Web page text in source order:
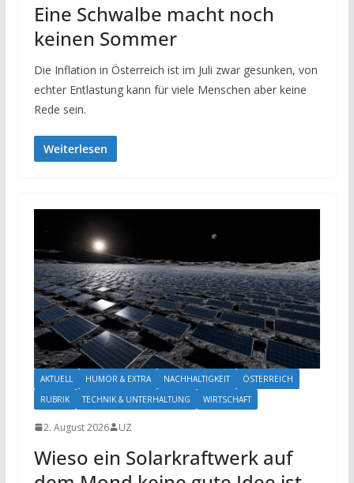
Eine Schwalbe macht noch
keinen Sommer
Die Inflation in Österreich ist im Juli zwar gesunken, von
echter Entlastung kann für viele Menschen aber keine
Rede sein.
Weiterlesen
AKTUELL HUMOR & EXTRA NACHHALTIGKEIT
ÖSTERREICH
RUBRIK
TECHNIK & UNTERHALTUNG WIRTSCHAFT
2. August 2026 UZ
Wieso ein Solarkraftwerk auf